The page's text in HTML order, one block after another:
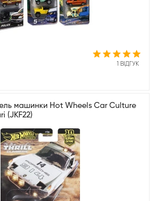
1 ВІДГУК
машинки Hot Wheels Car Culture
(JKF22)